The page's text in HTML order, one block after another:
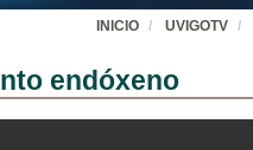
INICIO UVIGOTV
endóxeno